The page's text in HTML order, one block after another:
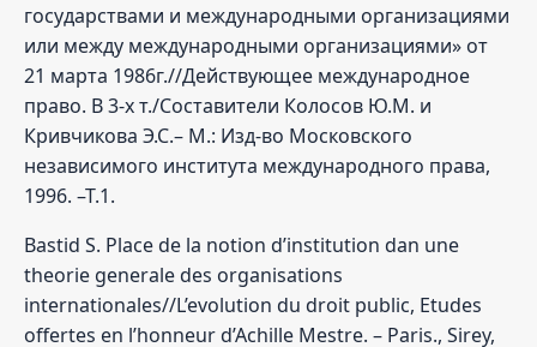
государствами и международными организациями
или между международными организациями» от
21 марта 1986г.//Действующее международное
право. В 3-х т./Составители Колосов Ю.М. и
Кривчикова Э.С.– М.: Изд-во Московского
независимого института международного права,
1996. –Т.1.
Bastid S. Place de la notion d’institution dan une
theorie generale des organisations
internationales//L’evolution du droit public, Etudes
offertes en l’honneur d’Achille Mestre. – Paris., Sirey,